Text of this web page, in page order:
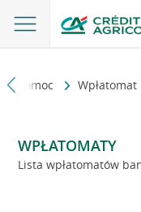
i pomoc Wpłatomat
WPŁATOMATY
Lista wpłatomatów